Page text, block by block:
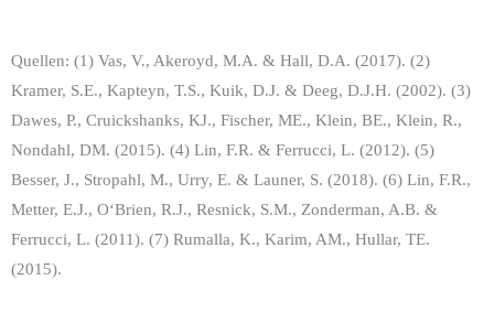
Quellen: (1) Vas, V., Akeroyd, M.A. & Hall, D.A. (2017). (2)
Kramer, S.E., Kapteyn, T.S., Kuik, D.J. & Deeg, D.J.H. (2002). (3)
Dawes, P., Cruickshanks, KJ., Fischer, ME., Klein, BE., Klein, R.,
Nondahl, DM. (2015). (4) Lin, F.R. & Ferrucci, L. (2012). (5)
Besser, J., Stropahl, M., Urry, E. & Launer, S. (2018). (6) Lin, F.R.,
Metter, E.J., O‘Brien, R.J., Resnick, S.M., Zonderman, A.B. &
Ferrucci, L. (2011). (7) Rumalla, K., Karim, AM., Hullar, TE.
(2015).